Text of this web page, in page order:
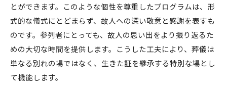
とができます。このような個性を尊重したプログラムは、形
式的な儀式にとどまらず、故人への深い敬意と感謝を表すも
のです。参列者にとっても、故人の思い出をより振り返るた
めの大切な時間を提供します。こうした工夫により、葬儀は
単なる別れの場ではなく、生きた証を継承する特別な場とし
て機能します。